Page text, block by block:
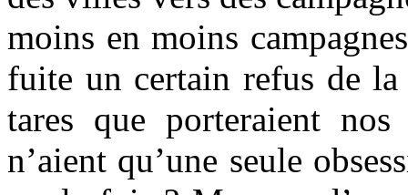
moins en moins
fuite un certain refus de
tares que porteraient
n’aient qu’une seule